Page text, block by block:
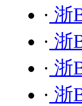
· 浙
· 浙
· 浙
· 浙